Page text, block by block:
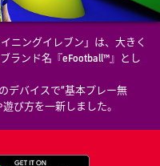
ニングイレブン」は、大きく
ランド名『eFootball™』とし
デバイスで“基本プレー無
び方を一新しました。